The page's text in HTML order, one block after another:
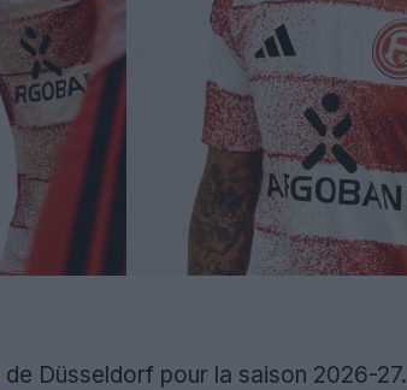
de Düsseldorf pour la saison 2026-27.